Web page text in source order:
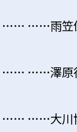
……雨笠
……澤原
……大川